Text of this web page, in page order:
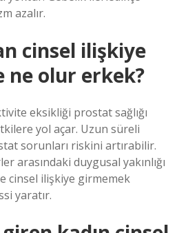
azalır.
cinsel ilişkiye
ne olur erkek?
eksikliği prostat sağlığı
yol açar. Uzun süreli
sorunları riskini artırabilir.
arasındaki duygusal yakınlığı
cinsel ilişkiye girmemek
yaratır.